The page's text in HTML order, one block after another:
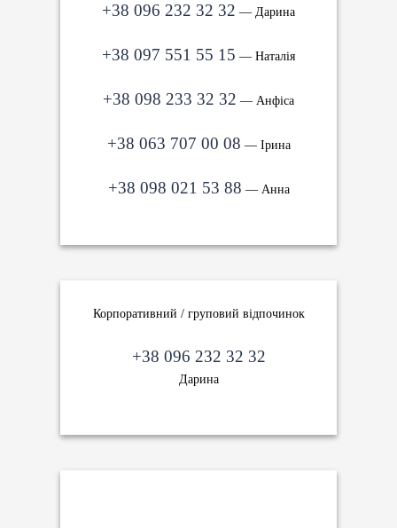
+38 096 232 32 32 — Дарина
+38 097 551 55 15 — Наталія
+38 098 233 32 32 — Анфіса
+38 063 707 00 08 — Ірина
+38 098 021 53 88 — Анна
Корпоративний / груповий відпочинок
+38 096 232 32 32
Дарина